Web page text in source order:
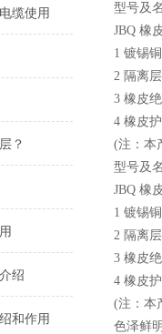
缆使用
？
绍
和作用
型号及
JBQ 橡
1 镀锡
2 隔离
3 橡皮
4 橡皮
(注：本
型号及
JBQ 橡
1 镀锡
2 隔离
3 橡皮
4 橡皮
(注：本
色泽鲜